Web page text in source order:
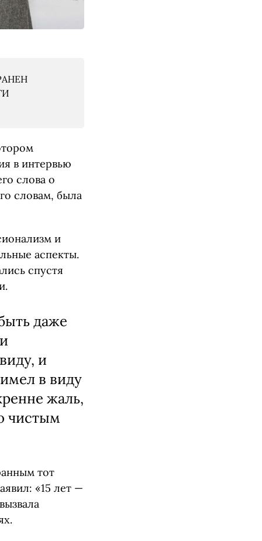
в интервью
слова о
словам, была
и
аспекты.
спустя
даже
и
в виду
жаль,
чистым
тот
«15 лет —